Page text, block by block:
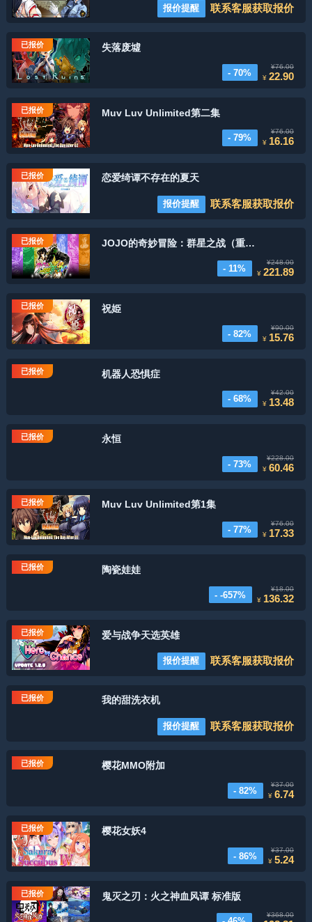
报价提醒 联系客服获取报价
已报价 失落废墟
- 70%
¥76.00
¥22.90
已报价 Muv Luv Unlimited第二集
- 79%
¥76.00
¥ 16.16
已报价 恋爱绮谭不存在的夏天
报价提醒 联系客服获取报价
已报价 JOJO的奇妙冒险：群星之战（重制版）- 数字终极版
- 11%
¥248.00
¥221.89
已报价 祝姫
- 82%
¥90.00
¥ 15.76
已报价 机器人恐惧症
- 68%
¥42.00
¥ 13.48
已报价 永恒
- 73%
¥228.00
¥60.46
已报价 Muv Luv Unlimited第1集
- 77%
¥76.00
¥ 17.33
已报价 陶瓷娃娃
- -657%
¥18.00
¥ 136.32
已报价 爱与战争天选英雄
报价提醒 联系客服获取报价
已报价 我的甜洗衣机
报价提醒 联系客服获取报价
已报价 樱花MMO附加
- 82%
¥37.00
¥6.74
已报价 樱花女妖4
- 86%
¥37.00
¥5.24
已报价 鬼灭之刃：火之神血风谭 标准版
¥368.00